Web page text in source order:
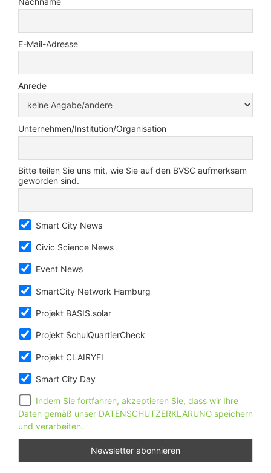
E-Mail-Adresse
Anrede
Unternehmen/Institution/Organisation
Bitte teilen Sie uns mit, wie Sie auf den BVSC aufmerksam
geworden sind.
Smart City News
Civic Science News
Event News
SmartCity Network Hamburg
Projekt BASIS.solar
Projekt SchulQuartierCheck
Projekt CLAIRYFI
Smart City Day
Indem Sie fortfahren, akzeptieren Sie, dass wir Ihre
Daten gemäß unser DATENSCHUTZERKLÄRUNG speichern
und verarbeiten.